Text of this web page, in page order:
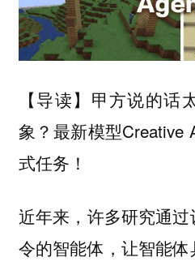
【导读】 甲方说的话
象？最新模型Creative
式任务！
近年来，许多研究通
令的智能体，让智能